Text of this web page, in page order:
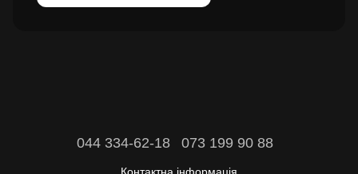
044 334-62-18 073 199 90 88